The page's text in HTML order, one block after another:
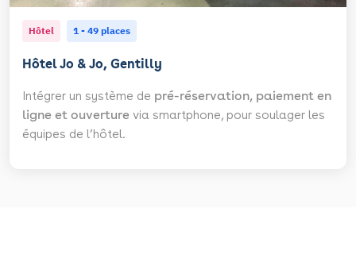
Hôtel 1 - 49 places
Hôtel Jo & Jo, Gentilly
Intégrer un système de pré-réservation, paiement en
ligne et ouverture via smartphone, pour soulager les
équipes de l’hôtel.